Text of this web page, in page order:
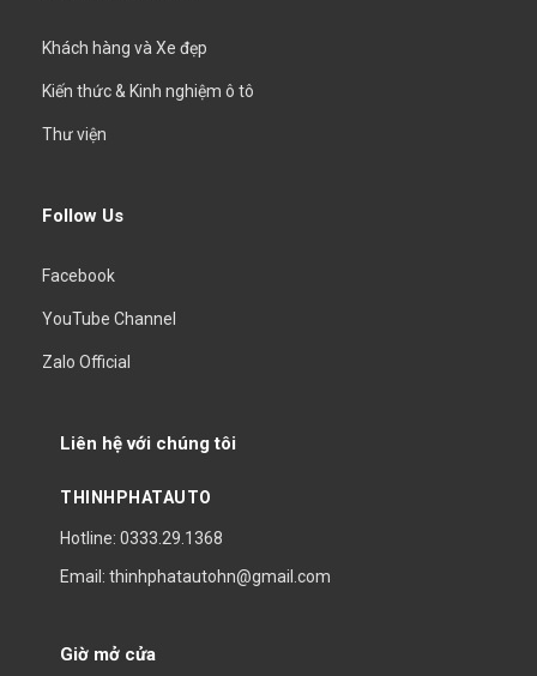
Khách hàng và Xe đẹp
Kiến thức & Kinh nghiệm ô tô
Thư viện
Follow Us
Facebook
YouTube Channel
Zalo Official
Liên hệ với chúng tôi
THINHPHATAUTO
Hotline: 0333.29.1368
Email: thinhphatautohn@gmail.com
Giờ mở cửa